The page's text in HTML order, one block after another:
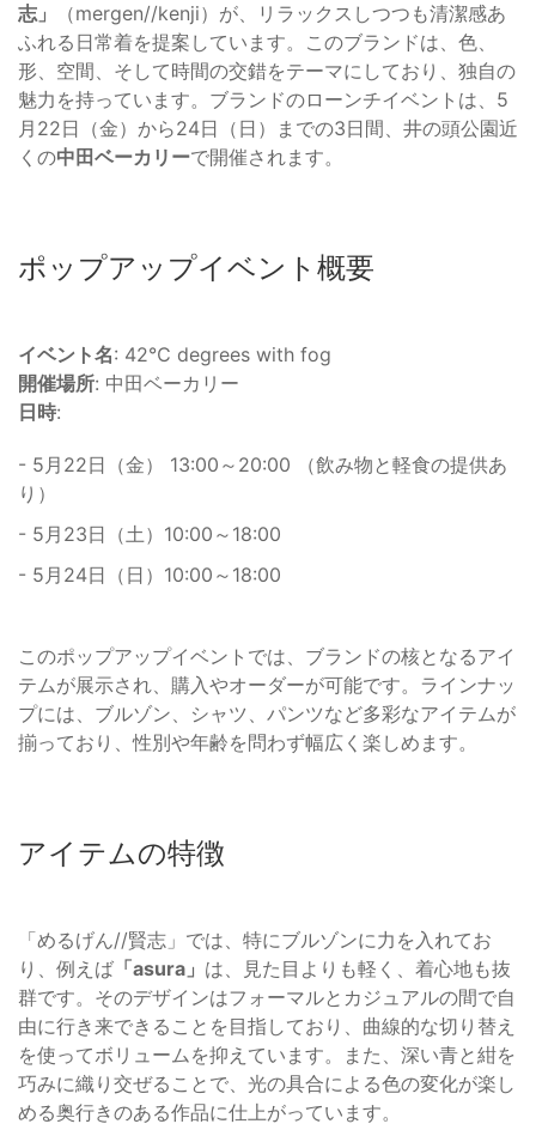
志」
（mergen//kenji）が、リラックスしつつも清潔感あ
ふれる日常着を提案しています。このブランドは、色、
形、空間、そして時間の交錯をテーマにしており、独自の
魅力を持っています。ブランドのローンチイベントは、5
月22日（金）から24日（日）までの3日間、井の頭公園近
くの中田ベーカリーで開催されます。
ポップアップイベント概要
イベント名: 42℃ degrees with fog
開催場所: 中田ベーカリー
日時:
- 5月22日（金） 13:00～20:00 （飲み物と軽食の提供あ
り）
- 5月23日（土）10:00～18:00
- 5月24日（日）10:00～18:00
このポップアップイベントでは、ブランドの核となるアイ
テムが展示され、購入やオーダーが可能です。ラインナッ
プには、ブルゾン、シャツ、パンツなど多彩なアイテムが
揃っており、性別や年齢を問わず幅広く楽しめます。
アイテムの特徴
「めるげん//賢志」では、特にブルゾンに力を入れてお
り、例えば 「asura」 は、見た目よりも軽く、着心地も抜
群です。そのデザインはフォーマルとカジュアルの間で自
由に行き来できることを目指しており、曲線的な切り替え
を使ってボリュームを抑えています。また、深い青と紺を
巧みに織り交ぜることで、光の具合による色の変化が楽し
める奥行きのある作品に仕上がっています。